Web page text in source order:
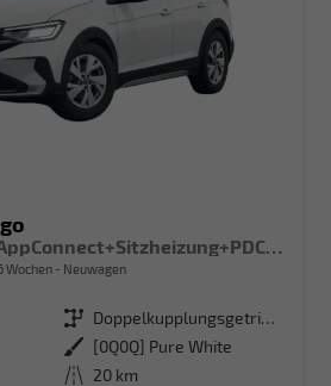
Wochen Neuwagen
Getriebe
Doppelkupplungsgetriebe (DSG)
Außenfarbe [0Q0Q] Pure White
Kilometerstand 20 km